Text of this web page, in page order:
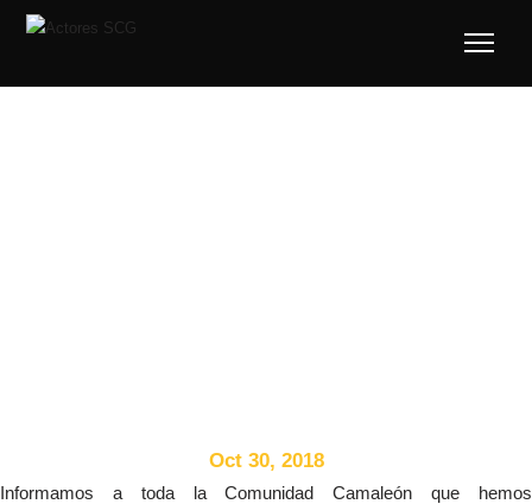
TEst
Oct 30, 2018
Informamos a toda la Comunidad Camaleón que hemos